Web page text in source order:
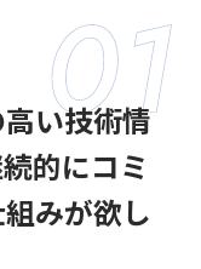
い技術情
的にコミ
みが欲し